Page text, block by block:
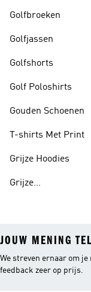
Golfbroeken
Golfjassen
Golfshorts
Golf Poloshirts
Gouden Schoenen
T-shirts Met Print
Grijze Hoodies
Grijze
JOUW MENING
We streven ernaar om
feedback zeer op prijs.